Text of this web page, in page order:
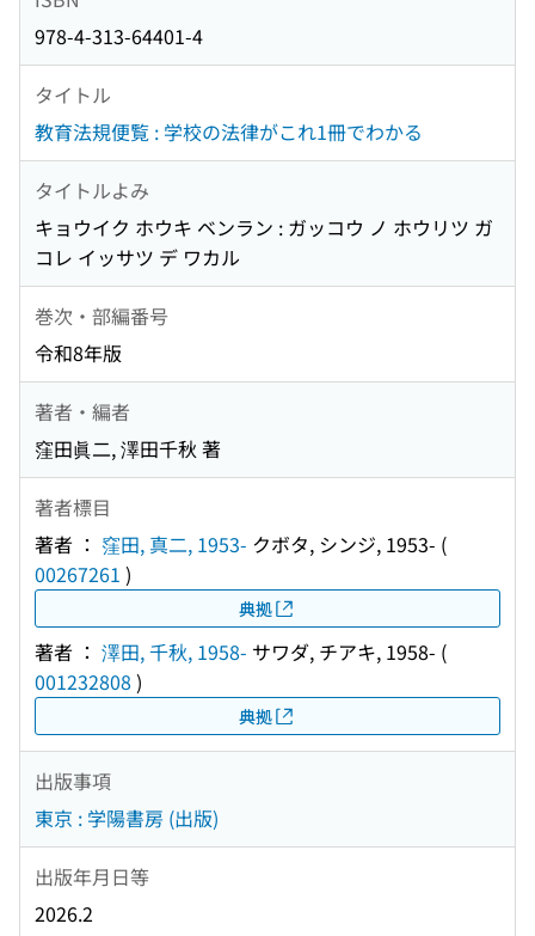
978-4-313-64401-4
タイトル
教育法規便覧 : 学校の法律がこれ1冊でわかる
タイトルよみ
キョウイク ホウキ ベンラン : ガッコウ ノ ホウリツ ガ
コレ イッサツ デ ワカル
巻次・部編番号
令和8年版
著者・編者
窪田眞二, 澤田千秋 著
著者標目
著者 ： 窪田, 真二, 1953- クボタ, シンジ, 1953- (
00267261 )
典拠
著者 ： 澤田, 千秋, 1958- サワダ, チアキ, 1958- (
001232808 )
典拠
出版事項
東京 : 学陽書房 (出版)
出版年月日等
2026.2